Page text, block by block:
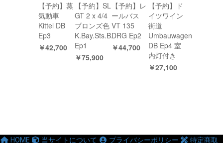
【予約】蒸
気動車
Kittel DB
Ep3
￥42,700
【予約】SL
GT 2 x 4/4
ブロンズ色
K.Bay.Sts.B.
Ep1
￥75,900
【予約】レ
ールバス
VT 135
DRG Ep2
￥44,700
【予約】ド
イツワイン
街道
Umbauwagen
DB Ep4 室
内灯付き
￥27,100
HOME 当サイトについて プライバシーポリシー 特定商取